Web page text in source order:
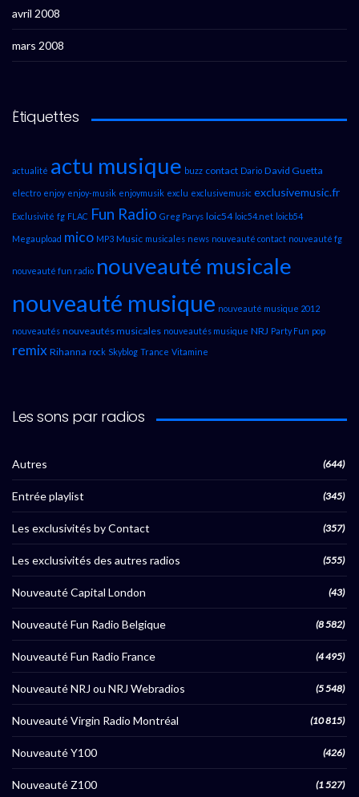
avril 2008
mars 2008
Étiquettes
actualité actu musique buzz contact Dario David Guetta
electro enjoy enjoy-musik enjoymusik exclu exclusivemusic exclusivemusic.fr
Exclusivité fg FLAC Fun Radio Greg Parys loic54 loic54.net loicb54
Megaupload mico MP3 Music musicales news nouveauté contact nouveauté fg
nouveauté fun radio nouveauté musicale
nouveauté musique nouveauté musique 2012
nouveautés nouveautés musicales nouveautés musique NRJ Party Fun pop
remix Rihanna rock Skyblog Trance Vitamine
Les sons par radios
Autres (644)
Entrée playlist (345)
Les exclusivités by Contact (357)
Les exclusivités des autres radios (555)
Nouveauté Capital London (43)
Nouveauté Fun Radio Belgique (8 582)
Nouveauté Fun Radio France (4 495)
Nouveauté NRJ ou NRJ Webradios (5 548)
Nouveauté Virgin Radio Montréal (10 815)
Nouveauté Y100 (426)
Nouveauté Z100 (1 527)